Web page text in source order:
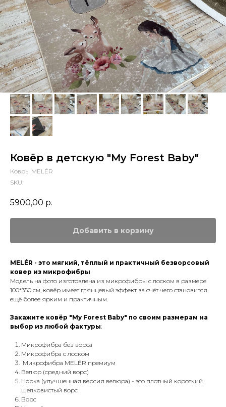
Ковёр в детскую "My Forest Baby"
Ковры MELÉR
SKU:
5900,00 р.
Добавить в корзину
MELÉR - это мягкий, тёплый и практичный безворсовый
ковер из микрофибры
Модель на фото изготовлена из микрофибры с лоском в размере
100*350 см, ковёр имеет глянцевый эффект за счёт чего становится
ещё более ярким и практичным.
Закажите ковёр "My Forest Baby" по своим размерам на
выбор из любой фактуры:
Микрофибра без ворса
Микрофибра с лоском
Микрофибра MELÉR премиум
Велюр (средний ворс)
Норка (улучшенная версия велюра) - это плотный короткий
шелковистый ворс
Ворс